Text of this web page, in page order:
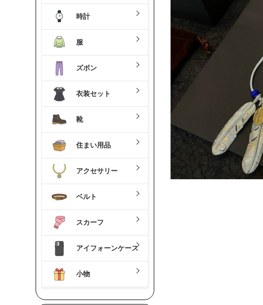
時計
服
ズボン
衣装セット
靴
住まい用品
アクセサリー
ベルト
スカーフ
アイフォーンケース
小物